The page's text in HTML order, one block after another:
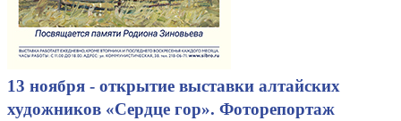
13 ноября - открытие выставки алтайских
художников «Сердце гор». Фоторепортаж